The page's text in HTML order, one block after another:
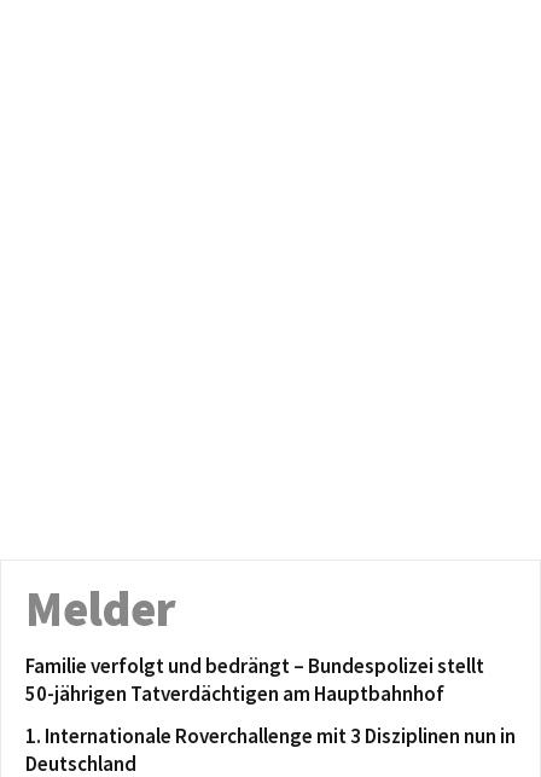
Melder
Familie verfolgt und bedrängt – Bundespolizei stellt
50-jährigen Tatverdächtigen am Hauptbahnhof
1. Internationale Roverchallenge mit 3 Disziplinen nun in
Deutschland